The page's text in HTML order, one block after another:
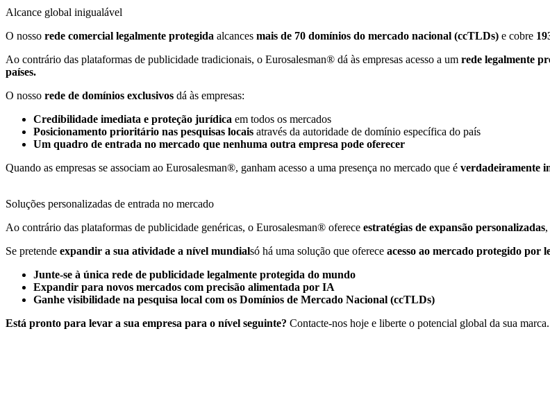
Alcance global inigualável
O nosso rede comercial legalmente protegida alcances mais de 70 domínios do mercado nacional (ccTLDs) e cobre
Ao contrário das plataformas de publicidade tradicionais, o Eurosalesman® dá às empresas acesso a um rede legalmente
países.
O nosso rede de domínios exclusivos dá às empresas:
Credibilidade imediata e proteção jurídica em todos os mercados
Posicionamento prioritário nas pesquisas locais através da autoridade de domínio específica do país
Um quadro de entrada no mercado que nenhuma outra empresa pode oferecer
Quando as empresas se associam ao Eurosalesman®, ganham acesso a uma presença no mercado que é verdadeiramente
Soluções personalizadas de entrada no mercado
Ao contrário das plataformas de publicidade genéricas, o Eurosalesman® oferece estratégias de expansão personalizadas
Se pretende expandir a sua atividade a nível mundialsó há uma solução que oferece acesso ao mercado protegido por
Junte-se à única rede de publicidade legalmente protegida do mundo
Expandir para novos mercados com precisão alimentada por IA
Ganhe visibilidade na pesquisa local com os Domínios de Mercado Nacional (ccTLDs)
Está pronto para levar a sua empresa para o nível seguinte? Contacte-nos hoje e liberte o potencial global da sua marca.